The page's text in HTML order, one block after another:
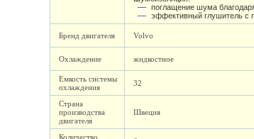
поглащение шума
эффективный глушитель с
Бренд двигателя Volvo
Охлаждение жидкостное
Емкость системы
охлаждения
32
Страна
производства
двигателя
Швеция
Количество